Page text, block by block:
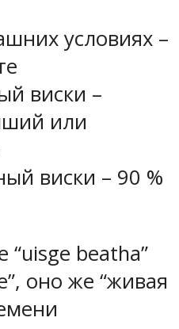
условиях –
виски –
или
виски – 90 %
“uisge beatha”
оно же “живая